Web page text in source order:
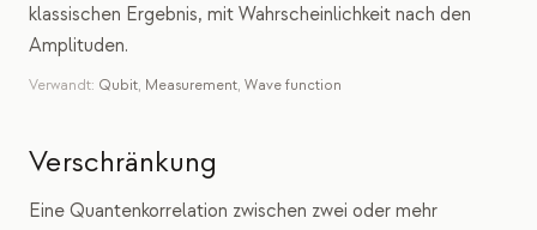
Unsere Geschichte
Kontakt
klassischen Ergebnis, mit Wahrscheinlichkeit nach den
Amplituden.
Verwandt: Qubit, Measurement, Wave function
Verschränkung
Eine Quantenkorrelation zwischen zwei oder mehr